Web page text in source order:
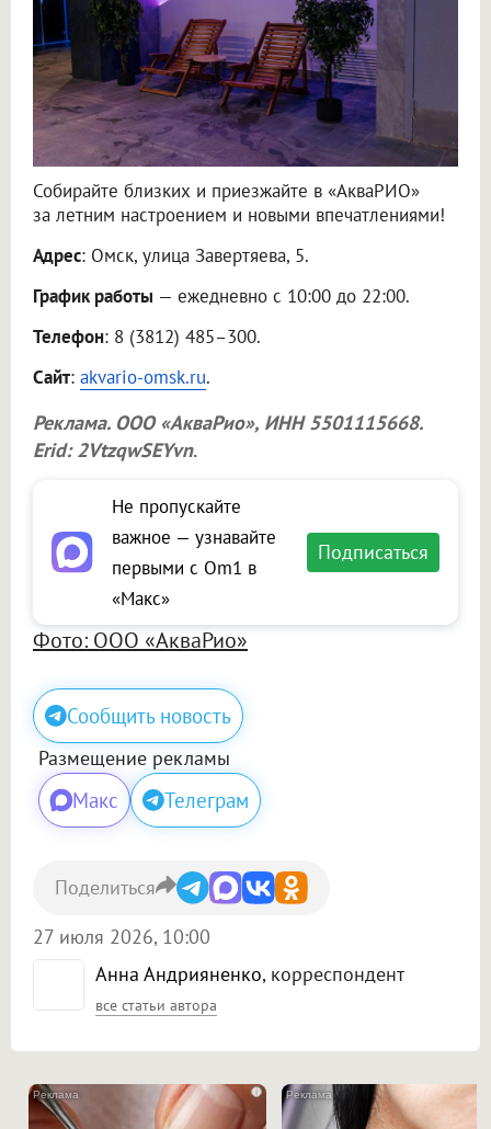
Собирайте близких и приезжайте в «АкваРИО»
за летним настроением и новыми впечатлениями!
Адрес: Омск, улица Завертяева, 5.
График работы — ежедневно с 10:00 до 22:00.
Телефон: 8 (3812) 485–300.
Сайт: akvario-omsk.ru.
Реклама. ООО «АкваРио», ИНН 5501115668.
Erid: 2VtzqwSEYvn.
Не пропускайте
важное — узнавайте
первыми с Om1 в
«Макс»
Подписаться
Фото: ООО «АкваРио»
Сообщить новость
Размещение рекламы
Макс Телеграм
Анна Андрияненко, корреспондент
все статьи автора
27 июля 2026, 10:00
Поделиться
i